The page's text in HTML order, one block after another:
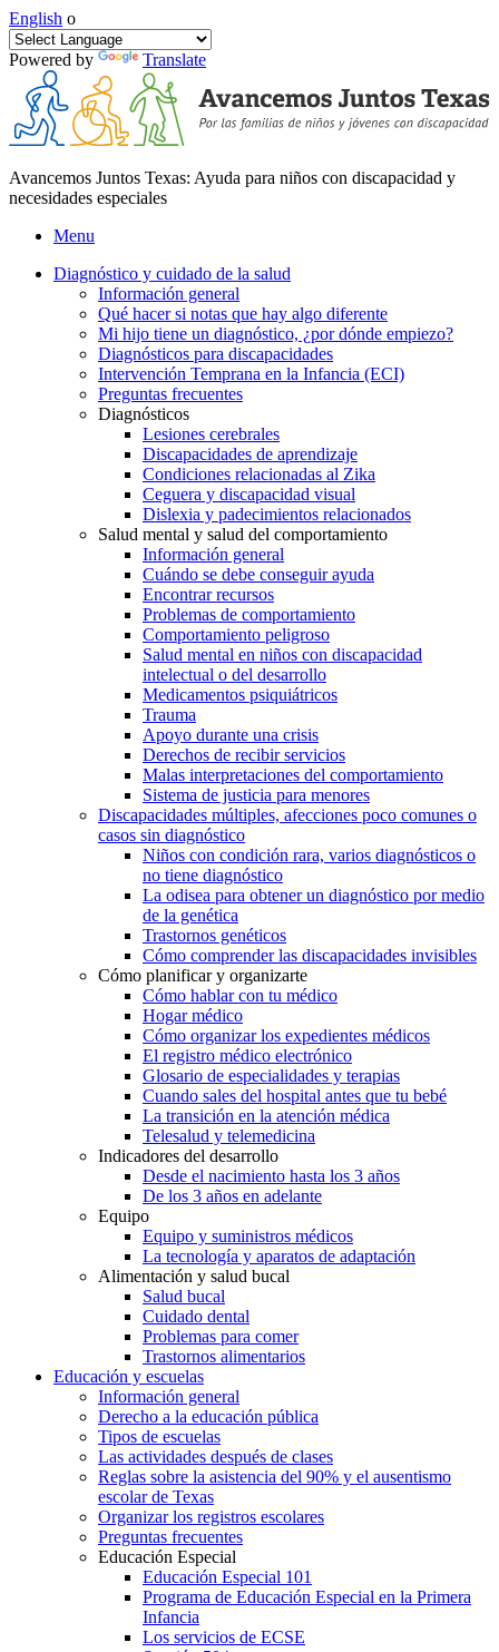
English o
Powered by Translate
Avancemos Juntos Texas: Ayuda para niños con discapacidad y
necesidades especiales
Menu
Diagnóstico y cuidado de la salud
Información general
Qué hacer si notas que hay algo diferente
Mi hijo tiene un diagnóstico, ¿por dónde empiezo?
Diagnósticos para discapacidades
Intervención Temprana en la Infancia (ECI)
Preguntas frecuentes
Diagnósticos
Lesiones cerebrales
Discapacidades de aprendizaje
Condiciones relacionadas al Zika
Ceguera y discapacidad visual
Dislexia y padecimientos relacionados
Salud mental y salud del comportamiento
Información general
Cuándo se debe conseguir ayuda
Encontrar recursos
Problemas de comportamiento
Comportamiento peligroso
Salud mental en niños con discapacidad
intelectual o del desarrollo
Medicamentos psiquiátricos
Trauma
Apoyo durante una crisis
Derechos de recibir servicios
Malas interpretaciones del comportamiento
Sistema de justicia para menores
Discapacidades múltiples, afecciones poco comunes o
casos sin diagnóstico
Niños con condición rara, varios diagnósticos o
no tiene diagnóstico
La odisea para obtener un diagnóstico por medio
de la genética
Trastornos genéticos
Cómo comprender las discapacidades invisibles
Cómo planificar y organizarte
Cómo hablar con tu médico
Hogar médico
Cómo organizar los expedientes médicos
El registro médico electrónico
Glosario de especialidades y terapias
Cuando sales del hospital antes que tu bebé
La transición en la atención médica
Telesalud y telemedicina
Indicadores del desarrollo
Desde el nacimiento hasta los 3 años
De los 3 años en adelante
Equipo
Equipo y suministros médicos
La tecnología y aparatos de adaptación
Alimentación y salud bucal
Salud bucal
Cuidado dental
Problemas para comer
Trastornos alimentarios
Educación y escuelas
Información general
Derecho a la educación pública
Tipos de escuelas
Las actividades después de clases
Reglas sobre la asistencia del 90% y el ausentismo
escolar de Texas
Organizar los registros escolares
Preguntas frecuentes
Educación Especial
Educación Especial 101
Programa de Educación Especial en la Primera
Infancia
Los servicios de ECSE